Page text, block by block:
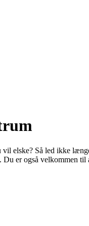
elske? Så led ikke
er også velkommen